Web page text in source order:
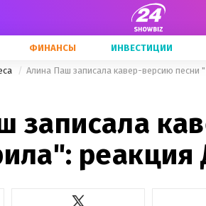
ФИНАНСЫ ИНВЕСТИЦИИ
Алина Паш записала кавер-версию песни
записала